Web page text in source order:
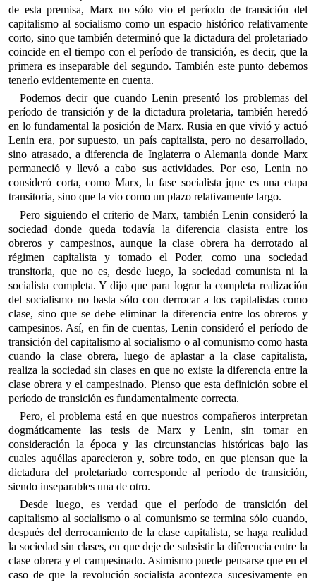
de esta premisa, Marx no sólo vio el período de transición del
capitalismo al socialismo como un espacio histórico relativamente
corto, sino que también determinó que la dictadura del proletariado
coincide en el tiempo con el período de transición, es decir, que la
primera es inseparable del segundo. También este punto debemos
tenerlo evidentemente en cuenta.
Podemos decir que cuando Lenin presentó los problemas del
período de transición y de la dictadura proletaria, también heredó
en lo fundamental la posición de Marx. Rusia en que vivió y actuó
Lenin era, por supuesto, un país capitalista, pero no desarrollado,
sino atrasado, a diferencia de Inglaterra o Alemania donde Marx
permaneció y llevó a cabo sus actividades. Por eso, Lenin no
consideró corta, como Marx, la fase socialista jque es una etapa
transitoria, sino que la vio como un plazo relativamente largo.
Pero siguiendo el criterio de Marx, también Lenin consideró la
sociedad donde queda todavía la diferencia clasista entre los
obreros y campesinos, aunque la clase obrera ha derrotado al
régimen capitalista y tomado el Poder, como una sociedad
transitoria, que no es, desde luego, la sociedad comunista ni la
socialista completa. Y dijo que para lograr la completa realización
del socialismo no basta sólo con derrocar a los capitalistas como
clase, sino que se debe eliminar la diferencia entre los obreros y
campesinos. Así, en fin de cuentas, Lenin consideró el período de
transición del capitalismo al socialismo o al comunismo como hasta
cuando la clase obrera, luego de aplastar a la clase capitalista,
realiza la sociedad sin clases en que no existe la diferencia entre la
clase obrera y el campesinado. Pienso que esta definición sobre el
período de transición es fundamentalmente correcta.
Pero, el problema está en que nuestros compañeros interpretan
dogmáticamente las tesis de Marx y Lenin, sin tomar en
consideración la época y las circunstancias históricas bajo las
cuales aquéllas aparecieron y, sobre todo, en que piensan que la
dictadura del proletariado corresponde al período de transición,
siendo inseparables una de otro.
Desde luego, es verdad que el período de transición del
capitalismo al socialismo o al comunismo se termina sólo cuando,
después del derrocamiento de la clase capitalista, se haga realidad
la sociedad sin clases, en que deje de subsistir la diferencia entre la
clase obrera y el campesinado. Asimismo puede pensarse que en el
caso de que la revolución socialista acontezca sucesivamente en